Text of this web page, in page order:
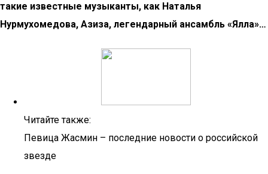
такие известные музыканты, как Наталья
Нурмухомедова, Азиза, легендарный ансамбль «Ялла»…
Читайте также:
Певица Жасмин – последние новости о российской
звезде